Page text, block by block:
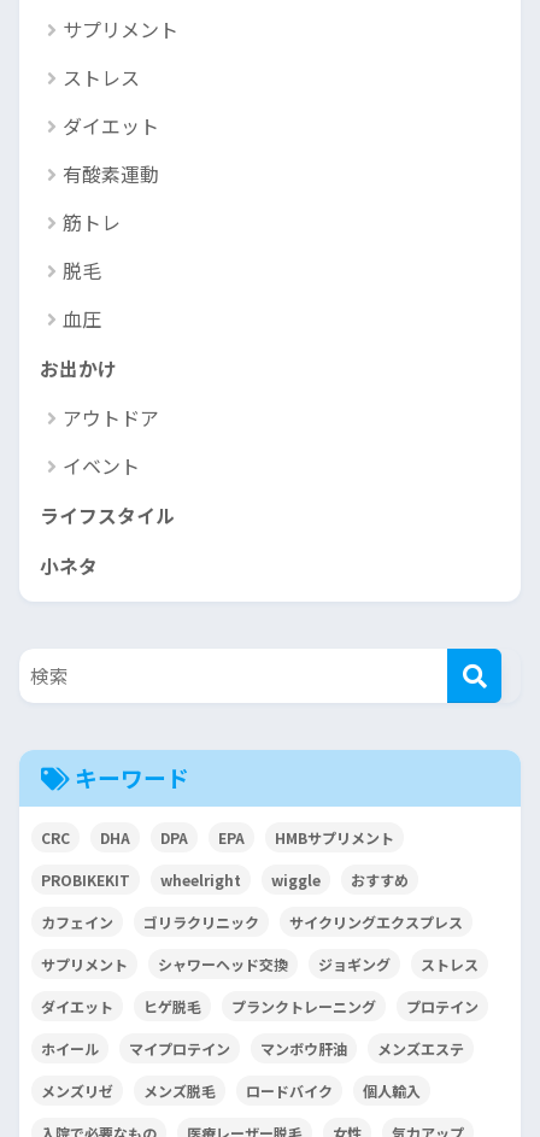
サプリメント
ストレス
ダイエット
有酸素運動
筋トレ
脱毛
血圧
お出かけ
アウトドア
イベント
ライフスタイル
小ネタ
キーワード
CRC DHA DPA EPA HMBサプリメント
PROBIKEKIT wheelright wiggle おすすめ
カフェイン ゴリラクリニック サイクリングエクスプレス
サプリメント シャワーヘッド交換 ジョギング ストレス
ダイエット ヒゲ脱毛 プランクトレーニング プロテイン
ホイール マイプロテイン マンボウ肝油 メンズエステ
メンズリゼ メンズ脱毛 ロードバイク 個人輸入